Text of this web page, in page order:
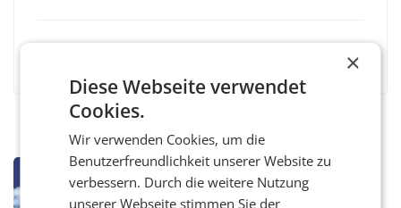
MARKETING & MEDIA
Pigs ORF-Dream-Team: Die
×
Diese Webseite verwendet
Cookies.
Wir verwenden Cookies, um die
Benutzerfreundlichkeit unserer Website zu
verbessern. Durch die weitere Nutzung
unserer Webseite stimmen Sie der